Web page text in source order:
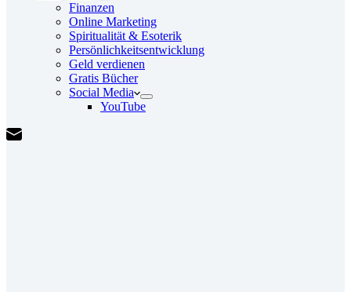
Finanzen
Online Marketing
Spiritualität & Esoterik
Persönlichkeitsentwicklung
Geld verdienen
Gratis Bücher
Social Media
YouTube